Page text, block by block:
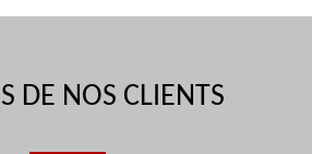
DE NOS CLIENTS